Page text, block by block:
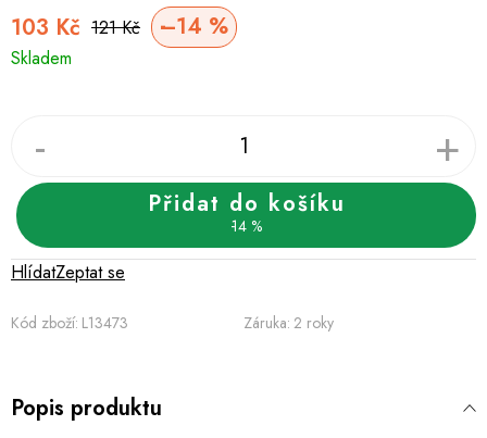
Vrácení a reklamace
Podmínky ochrany osobních údajů
Obchodní podmínky pro podnikatele
121 Kč –14 %
103 Kč
Měrná
Skladem
Přidat do košíku
14 %
Kód zboží: L13473 Záruka: 2 roky
Zeptat se
Hlídat
Popis produktu